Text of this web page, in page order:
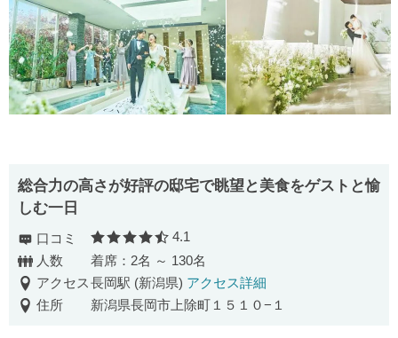
総合力の高さが好評の邸宅で眺望と美食をゲストと愉
しむ一日
口コミ 口コミ評価
4.1
人数
着席：2名 ～ 130名
アクセス長岡駅 (新潟県) アクセス詳細
住所
新潟県長岡市上除町１５１０−１